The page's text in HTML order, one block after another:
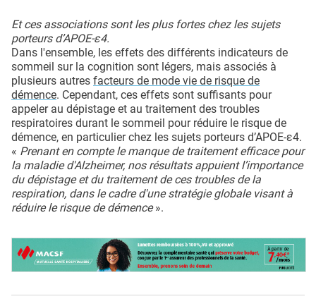
Et ces associations sont les plus fortes chez les sujets
porteurs d’APOE-ε4.
Dans l'ensemble, les effets des différents indicateurs de
sommeil sur la cognition sont légers, mais associés à
plusieurs autres facteurs de mode vie de risque de
démence. Cependant, ces effets sont suffisants pour
appeler au dépistage et au traitement des troubles
respiratoires durant le sommeil pour réduire le risque de
démence, en particulier chez les sujets porteurs d’APOE-ε4.
« Prenant en compte le manque de traitement efficace pour
la maladie d'Alzheimer, nos résultats appuient l’importance
du dépistage et du traitement de ces troubles de la
respiration, dans le cadre d'une stratégie globale visant à
réduire le risque de démence».